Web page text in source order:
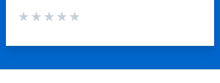
Valuta da 1 a 5 stelle la pagina